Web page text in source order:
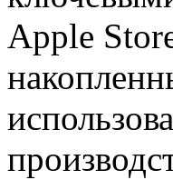
Apple